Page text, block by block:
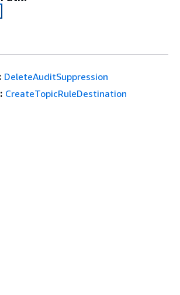
DeleteAuditSuppression
CreateTopicRuleDestination